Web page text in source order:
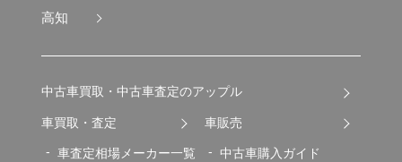
高知
中古車買取・中古車査定のアップル
車買取・査定
車査定相場メーカー一覧
車販売
中古車購入ガイド